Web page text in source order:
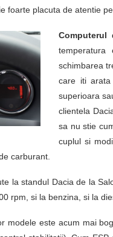
foarte placuta de atentie
schimbarea
care iti
superioara
clientela
sa nu stie
cuplul si
carburant.
la standul Dacia de la
rpm, si la benzina, si la
modele este acum mai